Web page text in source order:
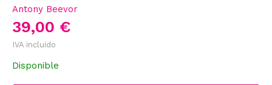
Antony Beevor
39,00 €
IVA incluido
Disponible